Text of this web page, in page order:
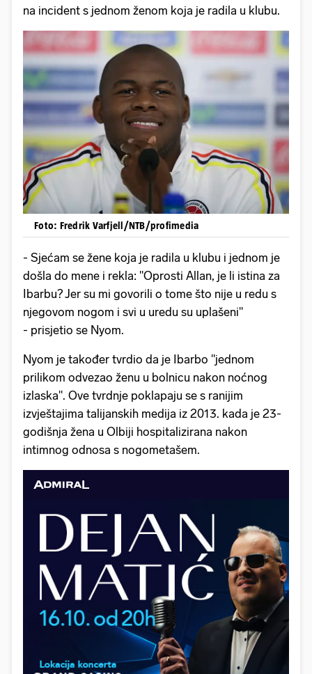
na incident s jednom ženom koja je radila u klubu.
Foto: Fredrik Varfjell/NTB/profimedia
- Sjećam se žene koja je radila u klubu i jednom je
došla do mene i rekla: "Oprosti Allan, je li istina za
Ibarbu? Jer su mi govorili o tome što nije u redu s
njegovom nogom i svi u uredu su uplašeni"
- prisjetio se Nyom.
Nyom je također tvrdio da je Ibarbo "jednom
prilikom odvezao ženu u bolnicu nakon noćnog
izlaska". Ove tvrdnje poklapaju se s ranijim
izvještajima talijanskih medija iz 2013. kada je 23-
godišnja žena u Olbiji hospitalizirana nakon
intimnog odnosa s nogometašem.